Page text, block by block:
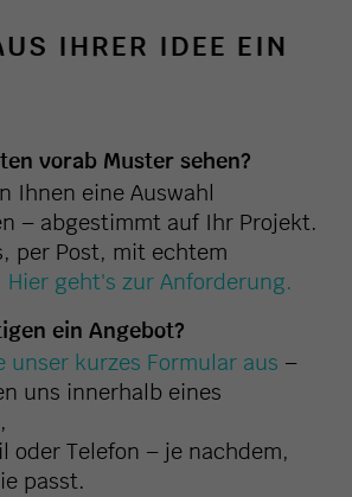
IHRER IDEE EIN
vorab Muster sehen?
Ihnen eine Auswahl
– abgestimmt auf Ihr Projekt.
per Post, mit echtem
Hier geht's zur Anforderung.
ein Angebot?
unser kurzes Formular aus –
uns innerhalb eines
oder Telefon – je nachdem,
passt.